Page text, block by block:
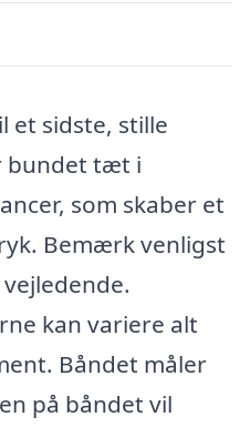
et sidste, stille
bundet tæt i
som skaber et
Bemærk venligst
kan variere alt
Båndet måler
på båndet vil